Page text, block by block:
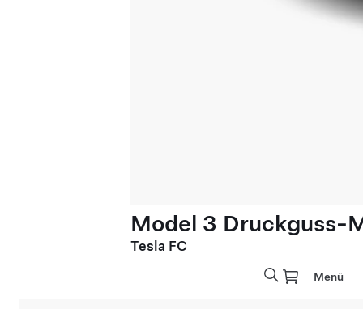
Model 3 Druckguss-
Tesla FC
Menü